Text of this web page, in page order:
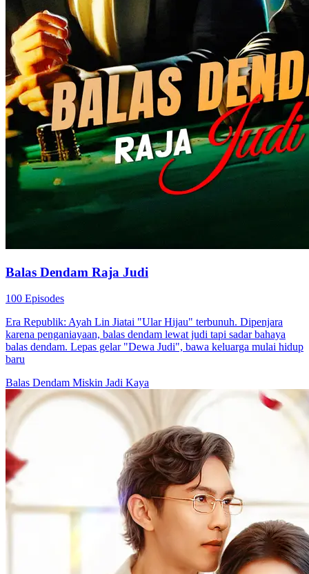
Balas Dendam Raja Judi
100 Episodes
Era Republik: Ayah Lin Jiatai "Ular Hijau" terbunuh. Dipenjara
karena penganiayaan, balas dendam lewat judi tapi sadar bahaya
balas dendam. Lepas gelar "Dewa Judi", bawa keluarga mulai hidup
baru
Balas Dendam Miskin Jadi Kaya